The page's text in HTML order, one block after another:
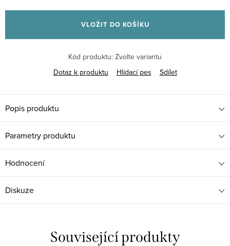
cena:
VLOŽIT DO KOŠÍKU
Kód produktu: Zvolte variantu
Dotaz k produktu
Hlídací pes Sdílet
Popis produktu
Parametry produktu
Hodnocení
Diskuze
Související produkty